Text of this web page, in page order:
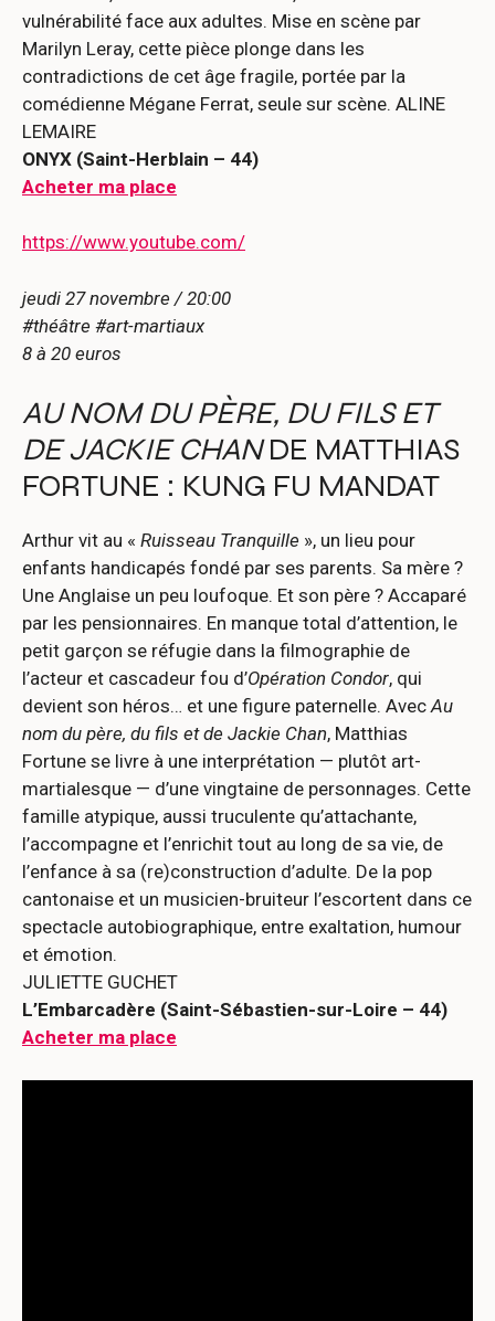
vulnérabilité face aux adultes. Mise en scène par
Marilyn Leray, cette pièce plonge dans les
contradictions de cet âge fragile, portée par la
comédienne Mégane Ferrat, seule sur scène. ALINE
LEMAIRE
ONYX (Saint-Herblain – 44)
Acheter ma place
https://www.youtube.com/
jeudi 27 novembre / 20:00
#théâtre #art-martiaux
8 à 20 euros
AU NOM DU PÈRE, DU FILS ET
DE JACKIE CHANDE MATTHIAS
FORTUNE : KUNG FU MANDAT
Arthur vit au « Ruisseau Tranquille », un lieu pour
enfants handicapés fondé par ses parents. Sa mère ?
Une Anglaise un peu loufoque. Et son père ? Accaparé
par les pensionnaires. En manque total d’attention, le
petit garçon se réfugie dans la filmographie de
l’acteur et cascadeur fou d’Opération Condor, qui
devient son héros… et une figure paternelle. AvecAu
nom du père, du fils et de Jackie Chan, Matthias
Fortune se livre à une interprétation — plutôt art-
martialesque — d’une vingtaine de personnages. Cette
famille atypique, aussi truculente qu’attachante,
l’accompagne et l’enrichit tout au long de sa vie, de
l’enfance à sa (re)construction d’adulte. De la pop
cantonaise et un musicien-bruiteur l’escortent dans ce
spectacle autobiographique, entre exaltation, humour
et émotion.
JULIETTE GUCHET
L’Embarcadère (Saint-Sébastien-sur-Loire – 44)
Acheter ma place